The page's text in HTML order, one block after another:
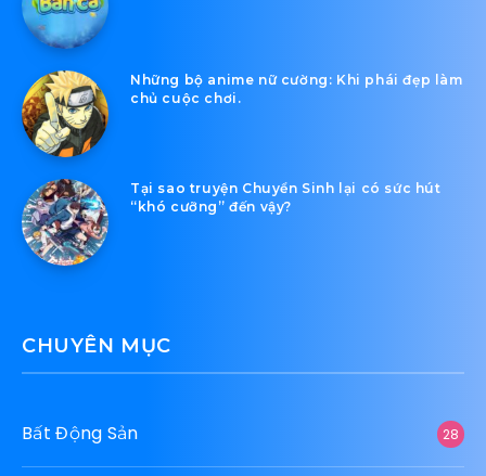
Bài Viết Mới
Bí kíp sử dụng vũ khí đặc biệt trong
OPEN88 để x2 lợi nhuận
Những bộ anime nữ cường: Khi phái đẹp làm
chủ cuộc chơi.